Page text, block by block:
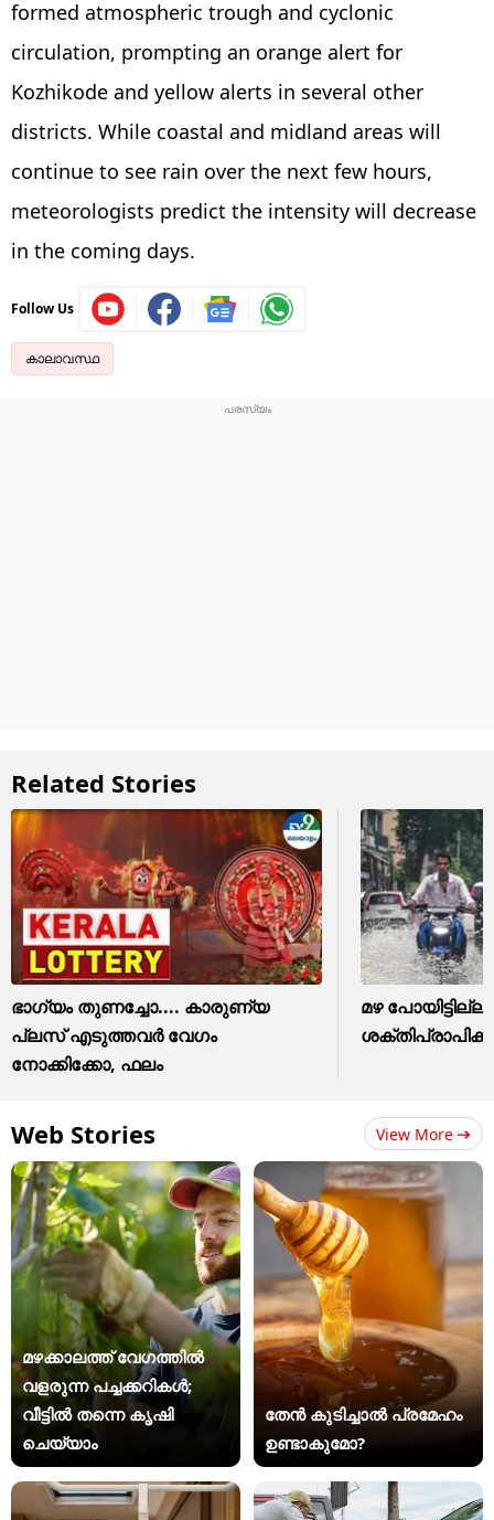
formed atmospheric trough and cyclonic
circulation, prompting an orange alert for
Kozhikode and yellow alerts in several other
districts. While coastal and midland areas will
continue to see rain over the next few hours,
meteorologists predict the intensity will decrease
in the coming days.
Follow Us
കാലാവസ്ഥ
Related Stories
ഭാഗ്യം തുണച്ചോ.... കാരുണ്യ
പ്ലസ് എടുത്തവര്‍ വേഗം
നോക്കിക്കോ, ഫലം
മഴ
Web Stories View More
മഴക്കാലത്ത് വേഗത്തിൽ
വളരുന്ന പച്ചക്കറികൾ;
വീട്ടിൽ തന്നെ കൃഷി
ചെയ്യാം
തേൻ കുടിച്ചാൽ പ്രമേഹം
ഉണ്ടാകുമോ?